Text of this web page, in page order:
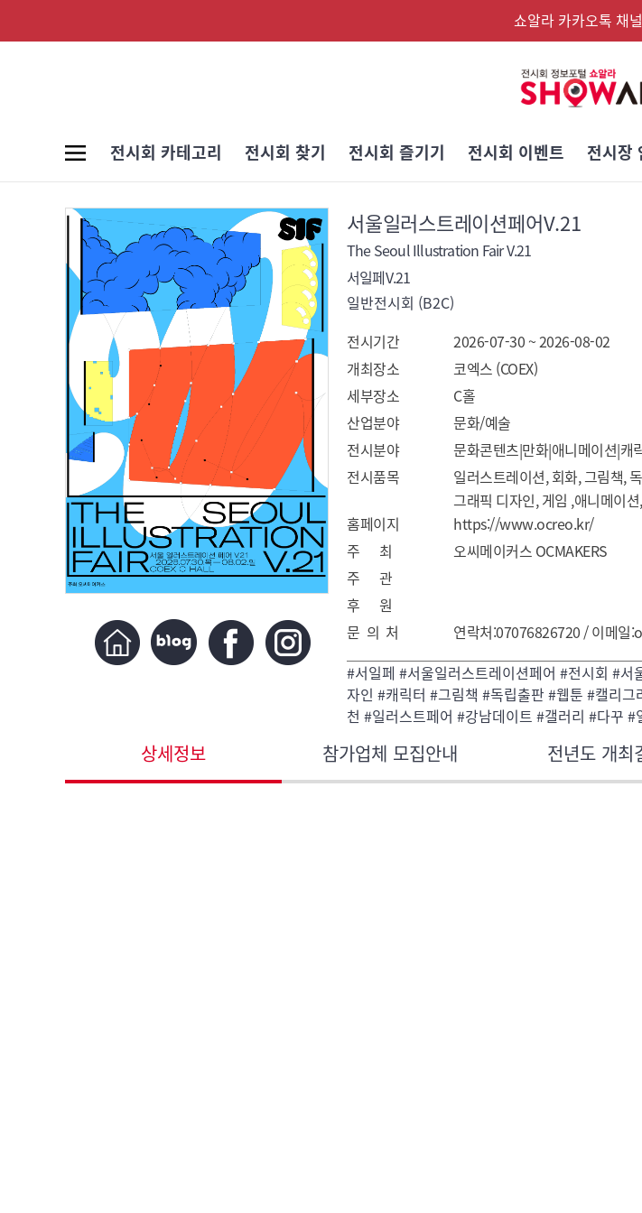
쇼알라 카카오톡 채
전시회 카테고리 전시회 찾기 전시회 즐기기 전시회 이벤트 전시장
서울일러스트레이션페어V.21
The Seoul Illustration Fair V.21
서일페V.21
일반전시회 (B2C)
전시기간
2026-07-30 ~ 2026-08-02
개최장소
코엑스 (COEX)
세부장소
C홀
산업분야
문화/예술
전시분야
문화콘텐츠|만화|애니메이션|캐
전시품목
일러스트레이션, 회화, 그림책,
그래픽 디자인, 게임 ,애니메이
홈페이지
https://www.ocreo.kr/
주 최
오씨메이커스 OCMAKERS
주 관
후 원
문 의 처
연락처:07076826720 / 이메일
#서일페 #서울일러스트레이션페어 #전시회 #서
자인 #캐릭터 #그림책 #독립출판 #웹툰 #캘리
천 #일러스트페어 #강남데이트 #갤러리 #다꾸 #
상세정보 참가업체 모집안내 전년도 개최